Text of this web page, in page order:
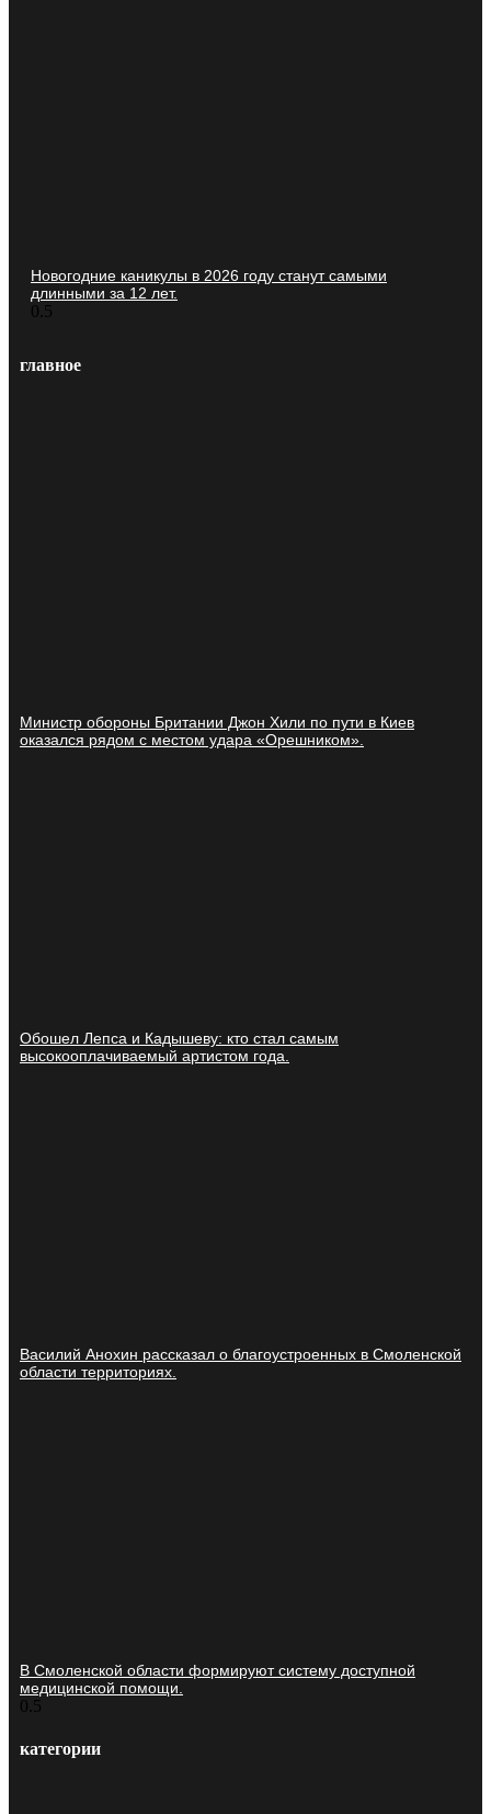
Новогодние каникулы в 2026 году станут самыми
длинными за 12 лет.
главное
Министр обороны Британии Джон Хили по пути в Киев
оказался рядом с местом удара «Орешником».
Обошел Лепса и Кадышеву: кто стал самым
высокооплачиваемый артистом года.
Василий Анохин рассказал о благоустроенных в Смоленской
области территориях.
В Смоленской области формируют систему доступной
медицинской помощи.
категории